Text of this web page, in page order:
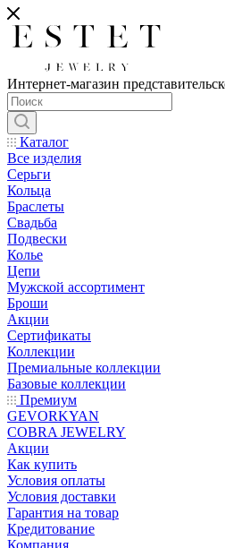
Интернет-магазин
Каталог
Все изделия
Серьги
Кольца
Браслеты
Свадьба
Подвески
Колье
Цепи
Мужской ассортимент
Броши
Акции
Сертификаты
Коллекции
Премиальные коллекции
Базовые коллекции
Премиум
GEVORKYAN
COBRA JEWELRY
Акции
Как купить
Условия оплаты
Условия доставки
Гарантия на товар
Кредитование
Компания